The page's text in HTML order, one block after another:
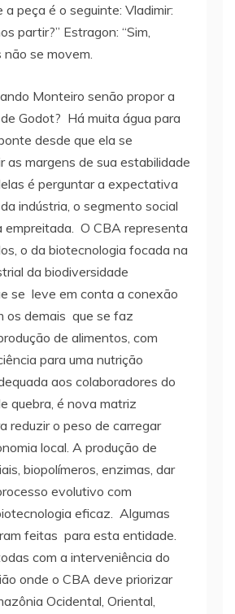
peça é o seguinte: Vladimir:
partir?” Estragon: “Sim,
não se movem.
Monteiro senão propor a
Godot? Há muita água para
desde que ela se
as margens de sua estabilidade
é perguntar a expectativa
indústria, o segmento social
empreitada. O CBA representa
o da biotecnologia focada na
da biodiversidade
se leve em conta a conexão
os demais que se faz
de alimentos, com
para uma nutrição
aos colaboradores do
quebra, é nova matriz
reduzir o peso de carregar
local. A produção de
biopolímeros, enzimas, dar
evolutivo com
eficaz. Algumas
feitas para esta entidade.
com a interveniência do
onde o CBA deve priorizar
Ocidental, Oriental,